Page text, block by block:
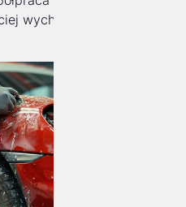
wychodzą poza Polskę.